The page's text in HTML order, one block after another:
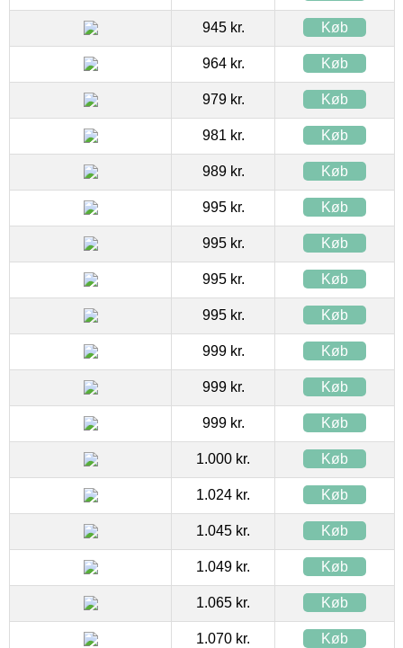
945 kr. Køb
964 kr. Køb
979 kr. Køb
981 kr. Køb
989 kr. Køb
995 kr. Køb
995 kr. Køb
995 kr. Køb
995 kr. Køb
999 kr. Køb
999 kr. Køb
999 kr. Køb
1.000 kr. Køb
1.024 kr. Køb
1.045 kr. Køb
1.049 kr. Køb
1.065 kr. Køb
1.070 kr. Køb